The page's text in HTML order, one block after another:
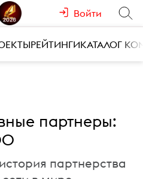
Войти
РЕЙТИНГИКАТАЛОГ
партнеры:
партнерства